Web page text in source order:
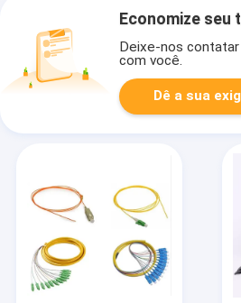
Economize seu
Deixe-nos
com você.
Dê a sua